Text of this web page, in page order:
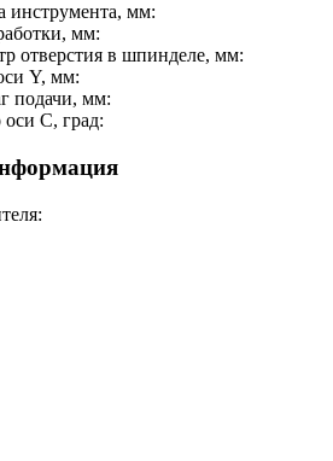
инструмента, мм:
мм:
отверстия в шпинделе, мм:
Y, мм:
подачи, мм:
C, град: